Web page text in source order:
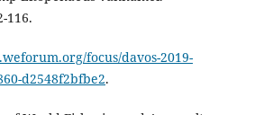
116.
focus/davos-2019-
d2548f2bfbe2.